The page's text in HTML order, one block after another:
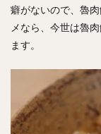
癖がないので、魯
メなら、今世は魯
ます。